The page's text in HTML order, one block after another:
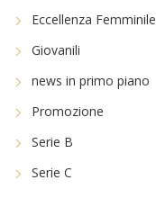
Eccellenza Femminile
Giovanili
news in primo piano
Promozione
Serie B
Serie C